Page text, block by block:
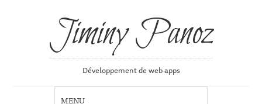
Jiminy Panoz
Développement de web apps